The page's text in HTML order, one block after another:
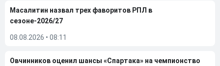
Масалитин назвал трех фаворитов РПЛ в
сезоне-2026/27
08.08.2026 • 08:11
Овчинников оценил шансы «Спартака» на чемпионство